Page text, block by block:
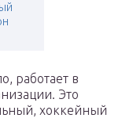
работает в
Это
хоккейный